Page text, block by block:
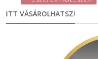
ITT VÁSÁROLHATSZ!